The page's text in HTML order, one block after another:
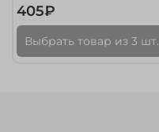
405₽
Выбрать товар из 3 шт.